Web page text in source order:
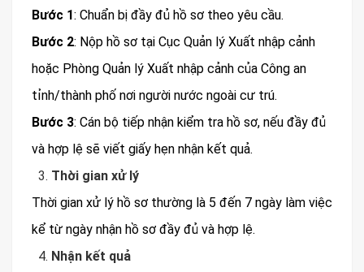
Bước 1: Chuẩn bị đầy đủ hồ sơ theo yêu cầu.
Bước 2: Nộp hồ sơ tại Cục Quản lý Xuất nhập cảnh
hoặc Phòng Quản lý Xuất nhập cảnh của Công an
tỉnh/thành phố nơi người nước ngoài cư trú.
Bước 3: Cán bộ tiếp nhận kiểm tra hồ sơ, nếu đầy đủ
và hợp lệ sẽ viết giấy hẹn nhận kết quả.
Thời gian xử lý
Thời gian xử lý hồ sơ thường là 5 đến 7 ngày làm việc
kể từ ngày nhận hồ sơ đầy đủ và hợp lệ.
Nhận kết quả